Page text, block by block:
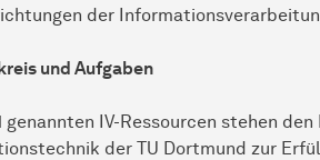
der
und Aufgaben
genannten IV-Ressourcen stehen
der TU Dortmund zur